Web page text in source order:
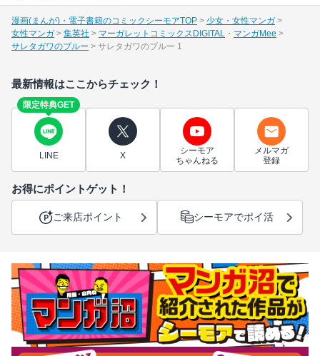
漫画(まんが)・電子書籍のコミックシーモアTOP
少女・女性マンガ
女性マンガ
集英社 マーガレットコミックスDIGITAL
マンガMee
サレタガワのブルー
サレタガワのブルー 1
最新情報はここからチェック！
限定特典GET
LINE X
シーモア
ちゃんねる
メルマガ
登録
お得にポイントゲット！
ご来店ポイント シーモアでポイ活